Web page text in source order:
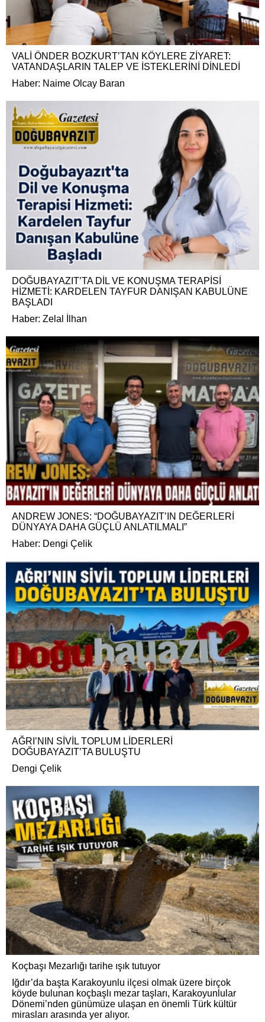
VALİ ÖNDER BOZKURT’TAN KÖYLERE ZİYARET:
VATANDAŞLARIN TALEP VE İSTEKLERİNİ DİNLEDİ
Haber: Naime Olcay Baran
DOĞUBAYAZIT’TA DİL VE KONUŞMA TERAPİSİ
HİZMETİ: KARDELEN TAYFUR DANIŞAN KABULÜNE
BAŞLADI
Haber: Zelal İlhan
ANDREW JONES: “DOĞUBAYAZIT’IN DEĞERLERİ
DÜNYAYA DAHA GÜÇLÜ ANLATILMALI”
Haber: Dengi Çelik
AĞRI’NIN SİVİL TOPLUM LİDERLERİ
DOĞUBAYAZIT’TA BULUŞTU
Dengi Çelik
Koçbaşı Mezarlığı tarihe ışık tutuyor
Iğdır’da başta Karakoyunlu ilçesi olmak üzere birçok
köyde bulunan koçbaşlı mezar taşları, Karakoyunlular
Dönemi’nden günümüze ulaşan en önemli Türk kültür
mirasları arasında yer alıyor.